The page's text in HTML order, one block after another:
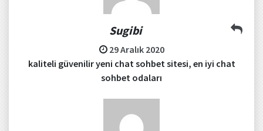
Sugibi
29 Aralık 2020
kaliteli güvenilir yeni chat sohbet sitesi, en iyi chat
sohbet odaları